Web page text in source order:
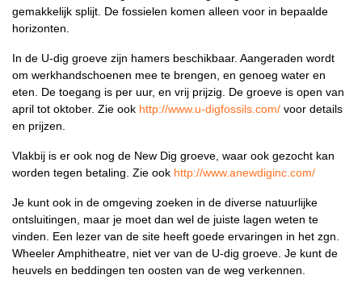
gemakkelijk splijt. De fossielen komen alleen voor in bepaalde
horizonten.
In de U-dig groeve zijn hamers beschikbaar. Aangeraden wordt
om werkhandschoenen mee te brengen, en genoeg water en
eten. De toegang is per uur, en vrij prijzig. De groeve is open van
april tot oktober. Zie ook http://www.u-digfossils.com/ voor details
en prijzen.
Vlakbij is er ook nog de New Dig groeve, waar ook gezocht kan
worden tegen betaling. Zie ook http://www.anewdiginc.com/
Je kunt ook in de omgeving zoeken in de diverse natuurlijke
ontsluitingen, maar je moet dan wel de juiste lagen weten te
vinden. Een lezer van de site heeft goede ervaringen in het zgn.
Wheeler Amphitheatre, niet ver van de U-dig groeve. Je kunt de
heuvels en beddingen ten oosten van de weg verkennen.